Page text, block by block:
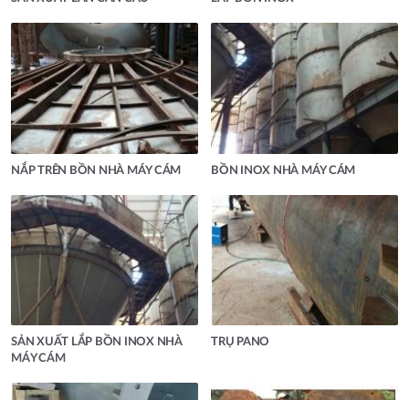
NẮP TRÊN BỒN NHÀ MÁY CÁM BỒN INOX NHÀ MÁY CÁM
SẢN XUẤT LẮP BỒN INOX NHÀ
MÁY CÁM
TRỤ PANO